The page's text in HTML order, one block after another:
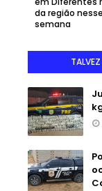
da região
semana